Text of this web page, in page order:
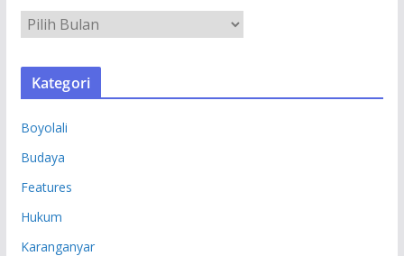
R
S
Kategori
Boyolali
Budaya
Features
Hukum
Karanganyar